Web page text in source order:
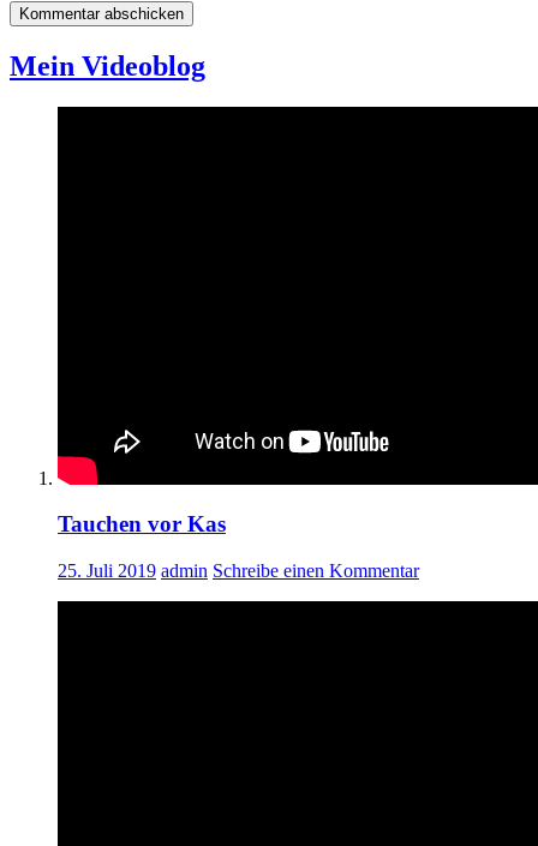
Mein Videoblog
Tauchen vor Kas
25. Juli 2019 admin Schreibe einen Kommentar